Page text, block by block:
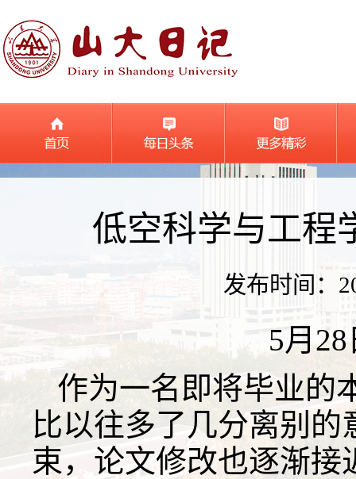
低空科学与工程
发布时间：
5月
作为一名即将毕业的
比以往多了几分离别
束，论文修改也逐渐